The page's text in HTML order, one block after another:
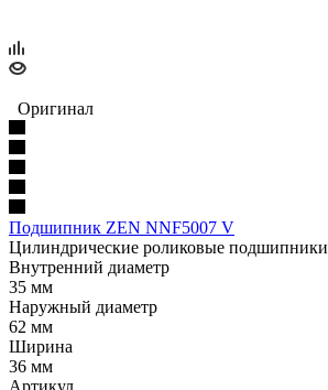
Оригинал
Подшипник ZEN NNF5007 V
Цилиндрические роликовые подшипники
Внутренний диаметр
35 мм
Наружный диаметр
62 мм
Ширина
36 мм
Артикул